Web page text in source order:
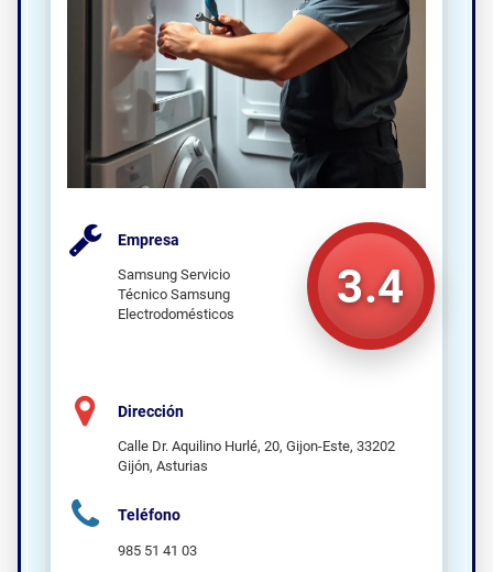
3.4
Empresa
Samsung Servicio
Técnico Samsung
Electrodomésticos
Dirección
Calle Dr. Aquilino Hurlé, 20, Gijon-Este, 33202
Gijón, Asturias
Teléfono
985 51 41 03